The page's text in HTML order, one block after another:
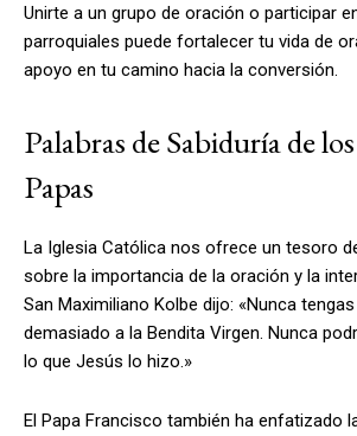
Unirte a un grupo de oración o participar
parroquiales puede fortalecer tu vida de
apoyo en tu camino hacia la conversión.
Palabras de Sabiduría de
Papas
La Iglesia Católica nos ofrece un tesoro
sobre la importancia de la oración y la
San Maximiliano Kolbe dijo: «Nunca
demasiado a la Bendita Virgen. Nunca
lo que Jesús lo hizo.»
El Papa Francisco también ha enfatizado